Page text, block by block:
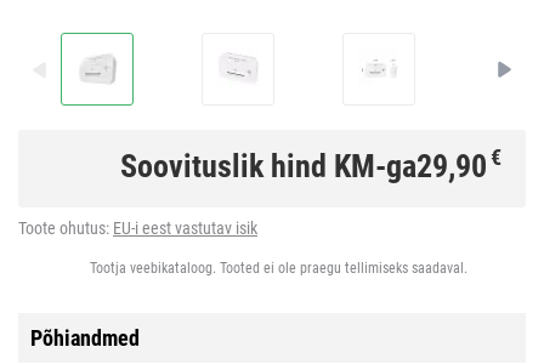
Soovituslik hind KM-ga29,90€
Toote ohutus: EU-i eest vastutav isik
Tootja veebikataloog. Tooted ei ole praegu tellimiseks saadaval.
Põhiandmed